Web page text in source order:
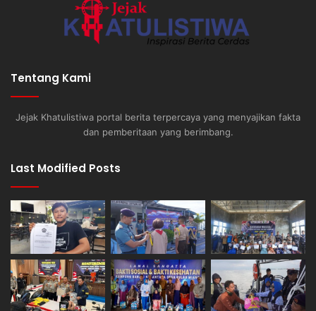
Tentang Kami
Jejak Khatulistiwa portal berita terpercaya yang menyajikan fakta
dan pemberitaan yang berimbang.
Last Modified Posts